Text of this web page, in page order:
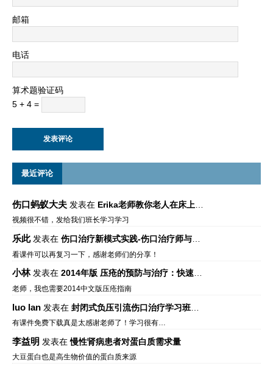
邮箱
电话
算术题验证码
5 + 4 =
最近评论
伤口蚂蚁大夫 发表在 Erika老师教你老人在床上如何左右翻身
视频很不错，发给我们班长学习学习
乐此发表在 伤口治疗新模式实践-伤口治疗师与伤口专科
看课件可以再复习一下，感谢老师们的分享！
小林发表在 2014年版 压疮的预防与治疗：快速参考指南 – 中文版、英文版、芬兰语版、葡萄牙语版
老师，我也需要2014中文版压疮指南
luo lan 发表在 封闭式负压引流伤口治疗学习班课件资料免费下载
有课件免费下载真是太感谢老师了！学习很有…
李益明 发表在慢性肾病患者对蛋白质需求量
大豆蛋白也是高生物价值的蛋白质来源